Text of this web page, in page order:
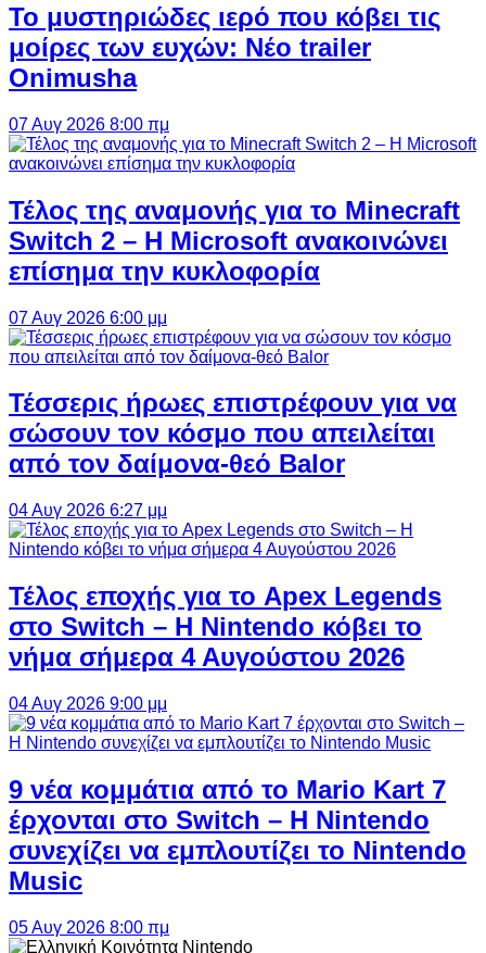
Το μυστηριώδες ιερό που κόβει τις
μοίρες των ευχών: Νέο trailer
Onimusha
07 Αυγ 2026 8:00 πμ
Τέλος της αναμονής για το Minecraft
Switch 2 – Η Microsoft ανακοινώνει
επίσημα την κυκλοφορία
07 Αυγ 2026 6:00 μμ
Τέσσερις ήρωες επιστρέφουν για να
σώσουν τον κόσμο που απειλείται
από τον δαίμονα-θεό Balor
04 Αυγ 2026 6:27 μμ
Τέλος εποχής για το Apex Legends
στο Switch – Η Nintendo κόβει το
νήμα σήμερα 4 Αυγούστου 2026
04 Αυγ 2026 9:00 μμ
9 νέα κομμάτια από το Mario Kart 7
έρχονται στο Switch – Η Nintendo
συνεχίζει να εμπλουτίζει το Nintendo
Music
05 Αυγ 2026 8:00 πμ